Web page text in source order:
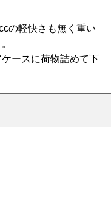
の軽快さも無く重い
ースに荷物詰めて下